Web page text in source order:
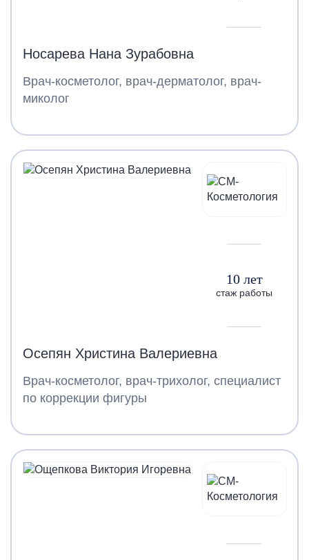
Носарева Нана Зурабовна
Врач-косметолог, врач-дерматолог, врач-
миколог
10 лет
стаж работы
Осепян Христина Валериевна
Врач-косметолог, врач-трихолог, специалист
по коррекции фигуры